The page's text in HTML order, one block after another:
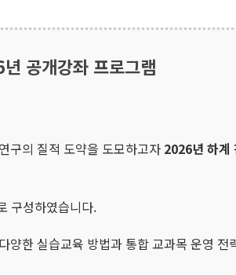
공개강좌 프로그램
구의 질적 도약을 도모하고자 2026년 하계
구성하였습니다.
한 실습교육 방법과 통합 교과목 운영